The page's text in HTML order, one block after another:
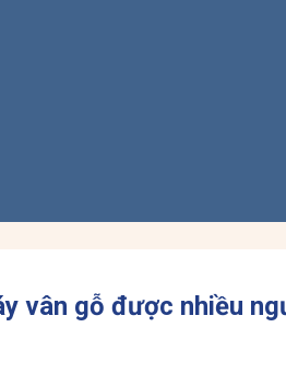
vân gỗ được nhiều